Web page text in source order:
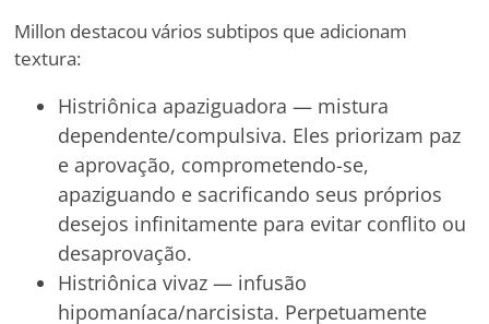
Millon destacou vários subtipos que adicionam
textura:
Histriônica apaziguadora — mistura
dependente/compulsiva. Eles priorizam paz
e aprovação, comprometendo-se,
apaziguando e sacrificando seus próprios
desejos infinitamente para evitar conflito ou
desaprovação.
Histriônica vivaz — infusão
hipomaníaca/narcisista. Perpetuamente